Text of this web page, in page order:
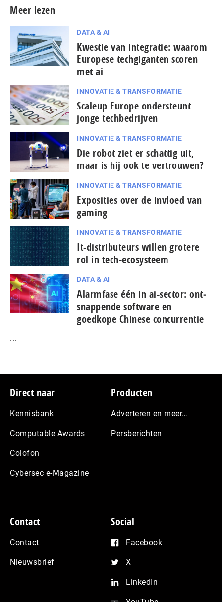
Meer lezen
DATA & AI
Kwestie van integratie: waarom
Europese techgiganten scoren
met ai
INNOVATIE & TRANSFORMATIE
Scaleup Europe ondersteunt
jonge techbedrijven
INNOVATIE & TRANSFORMATIE
Die robot ziet er schattig uit,
maar is hij ook te vertrouwen?
INNOVATIE & TRANSFORMATIE
Exposities over de invloed van
gaming
INNOVATIE & TRANSFORMATIE
It-dis­tri­bu­teurs willen grotere
rol in tech-ecosysteem
DATA & AI
Alarmfase één in ai-sector: ont­
snap­pen­de software en
goedkope Chinese con­cur­ren­tie
...
Footer
Direct naar
Kennisbank
Computable Awards
Colofon
Cybersec e-Magazine
Producten
Adverteren en meer…
Persberichten
Contact
Contact
Nieuwsbrief
Social
Facebook
X
LinkedIn